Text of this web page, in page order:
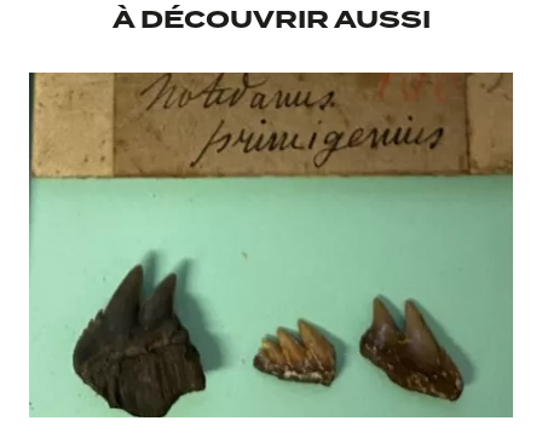
Musée d'accueil
Provenance
Legs de Mr Marc DEYDIER à l'Institut Calvet
À DÉCOUVRIR AUSSI